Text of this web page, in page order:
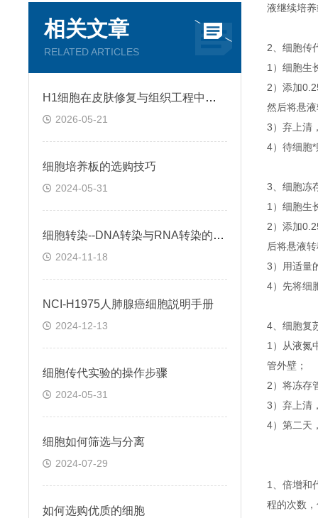
相关文章
RELATED ARTICLES
H1细胞在皮肤修复与组织工程中的应用前景
2026-05-21
细胞培养板的选购技巧
2024-05-31
细胞转染--DNA转染与RNA转染的区别
2024-11-18
NCI-H1975人肺腺癌细胞説明手册
2024-12-13
细胞传代实验的操作步骤
2024-05-31
细胞如何筛选与分离
2024-07-29
如何选购优质的细胞
液继续培
2、细胞传
1）细胞生
2）添加
然后将悬
3）弃上清
4）待细胞
3、细胞冻
1）细胞生
2）添加
后将悬液
3）用适量
4）先将细
4、细胞复
1）从液氮
管外壁；
2）将冻存
3）弃上清
4）第二天
1、倍增和
程的次数